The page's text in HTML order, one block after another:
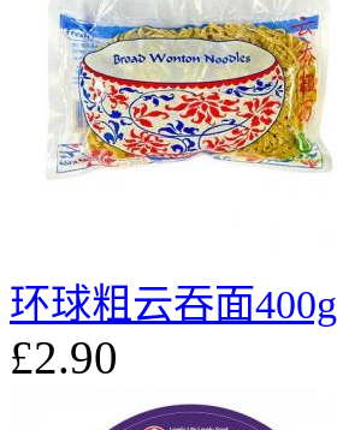
环球粗云吞面400g
£2.90